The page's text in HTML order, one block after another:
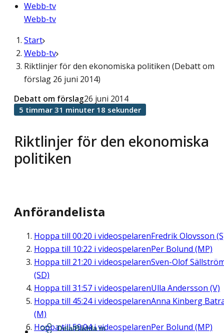
Webb-tv
Webb-tv
Start
Webb-tv
Riktlinjer för den ekonomiska politiken (Debatt om
förslag 26 juni 2014)
Riktlinjer för den ekonomiska
politiken
Debatt om förslag26 juni 2014
5 timmar 31 minuter 18 sekunder
Anförandelista
Hoppa till 00:20 i videospelarenFredrik Olovsson
Hoppa till 10:22 i videospelarenPer Bolund (MP)
Hoppa till 21:20 i videospelarenSven-Olof
(SD)
Hoppa till 31:57 i videospelarenUlla Andersson (V)
Hoppa till 45:24i videospelarenAnna Kinberg
(M)
Hoppa till59:04i videospelarenPer Bolund (MP)
Dela/Bädda in